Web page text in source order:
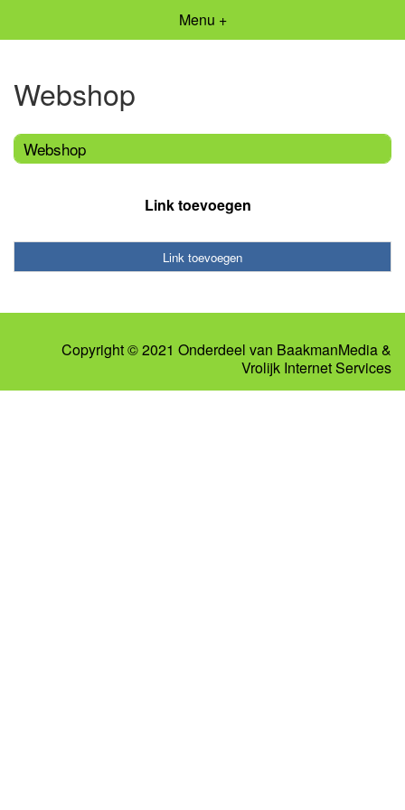
Menu +
Webshop
Webshop
Link toevoegen
Link toevoegen
Copyright © 2021 Onderdeel van BaakmanMedia&
Vrolijk Internet Services